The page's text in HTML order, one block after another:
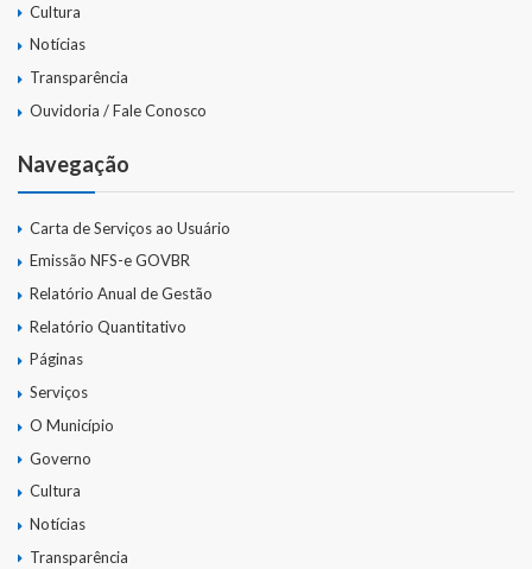
Cultura
Notícias
Transparência
Ouvidoria / Fale Conosco
Navegação
Carta de Serviços ao Usuário
Emissão NFS-e GOVBR
Relatório Anual de Gestão
Relatório Quantitativo
Páginas
Serviços
O Município
Governo
Cultura
Notícias
Transparência